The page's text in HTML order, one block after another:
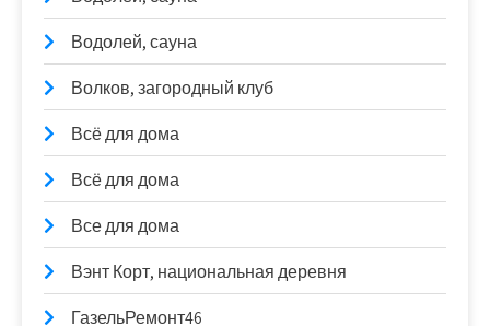
Водолей, сауна
Волков, загородный клуб
Всё для дома
Всё для дома
Все для дома
Вэнт Корт, национальная деревня
ГазельРемонт46